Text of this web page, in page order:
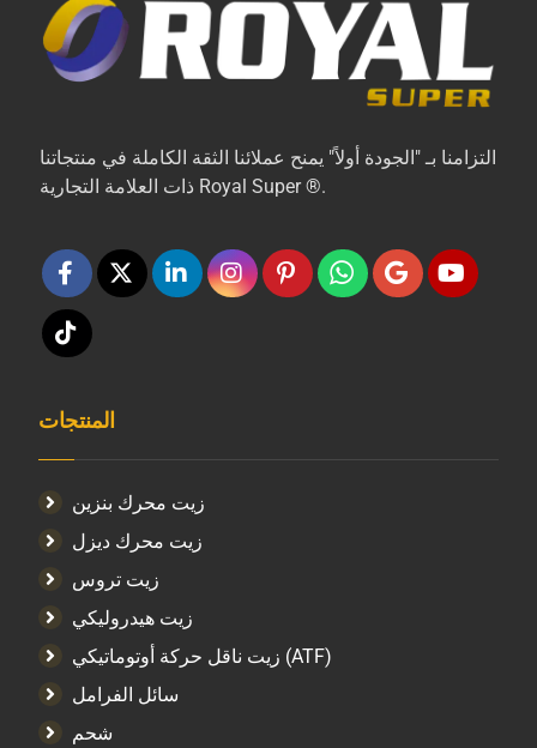
التزامنا بـ "الجودة أولاً" يمنح عملائنا الثقة الكاملة في منتجاتنا
ذات العلامة التجارية Royal Super ®.
المنتجات
زيت محرك بنزين
زيت محرك ديزل
زيت تروس
زيت هيدروليكي
زيت ناقل حركة أوتوماتيكي (ATF)
سائل الفرامل
شحم